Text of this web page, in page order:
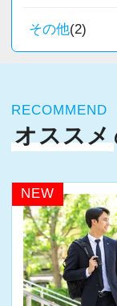
に周囲への思
実に仕事へ向
・素直な姿勢
・周囲と協力
・成長意欲を
方
また、当事務
極的に取り組
その他(2)
RECOMMEND
オススメ
NEW